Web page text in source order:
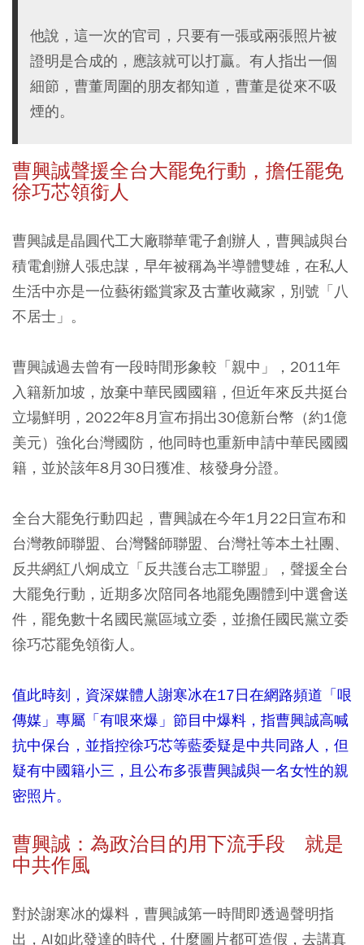
他說，這一次的官司，只要有一張或兩張照片被
證明是合成的，應該就可以打贏。有人指出一個
細節，曹董周圍的朋友都知道，曹董是從來不吸
煙的。
曹興誠聲援全台大罷免行動，擔任罷免
徐巧芯領銜人
曹興誠是晶圓代工大廠聯華電子創辦人，曹興誠與台
積電創辦人張忠謀，早年被稱為半導體雙雄，在私人
生活中亦是一位藝術鑑賞家及古董收藏家，別號「八
不居士」。
曹興誠過去曾有一段時間形象較「親中」，2011年
入籍新加坡，放棄中華民國國籍，但近年來反共挺台
立場鮮明，2022年8月宣布捐出30億新台幣（約1億
美元）強化台灣國防，他同時也重新申請中華民國國
籍，並於該年8月30日獲准、核發身分證。
全台大罷免行動四起，曹興誠在今年1月22日宣布和
台灣教師聯盟、台灣醫師聯盟、台灣社等本土社團、
反共網紅八炯成立「反共護台志工聯盟」，聲援全台
大罷免行動，近期多次陪同各地罷免團體到中選會送
件，罷免數十名國民黨區域立委，並擔任國民黨立委
徐巧芯罷免領銜人。
值此時刻，資深媒體人謝寒冰在17日在網路頻道「哏
傳媒」專屬「有哏來爆」節目中爆料，指曹興誠高喊
抗中保台，並指控徐巧芯等藍委疑是中共同路人，但
疑有中國籍小三，且公布多張曹興誠與一名女性的親
密照片。
曹興誠：為政治目的用下流手段 就是
中共作風
對於謝寒冰的爆料，曹興誠第一時間即透過聲明指
出，AI如此發達的時代，什麼圖片都可造假，去講真